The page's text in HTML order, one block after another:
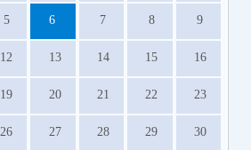
5 6 7 8 9
12 13 14 15 16
19 20 21 22 23
26 27 28 29 30